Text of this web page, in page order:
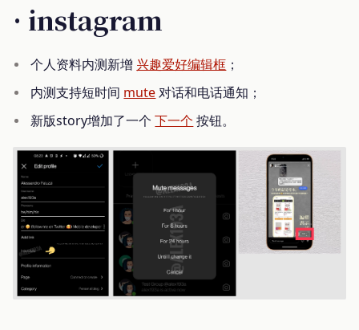
· instagram
个人资料内测新增 兴趣爱好编辑框 ；
内测支持短时间 mute对话和电话通知；
新版story增加了一个下一个 按钮。